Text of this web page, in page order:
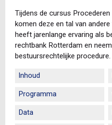
Tijdens de cursus
komen deze en tal van
heeft jarenlange ervaring als
rechtbank Rotterdam en
bestuursrechtelijke procedure.
Inhoud
Programma
Data